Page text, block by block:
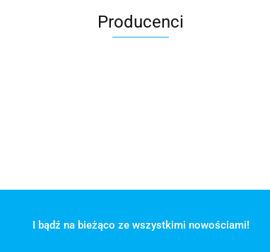
Producenci
I bądź na bieżąco ze wszystkimi nowościami!